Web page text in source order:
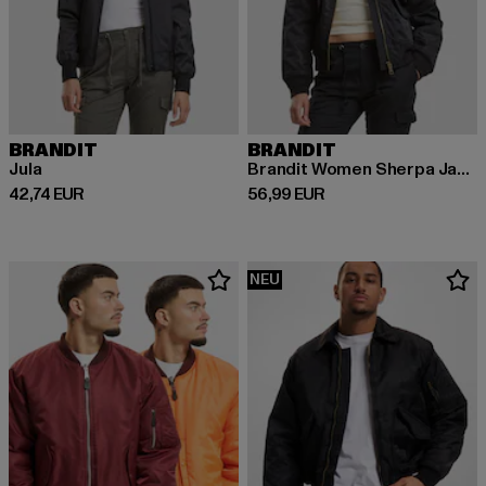
BRANDIT
Jula
42,74 EUR
Derzeitiger Preis: 42,74 EUR
BRANDIT
Brandit Women Sherpa Jacket
56,99 EUR
Derzeitiger Preis: 56,99 EUR
NEU